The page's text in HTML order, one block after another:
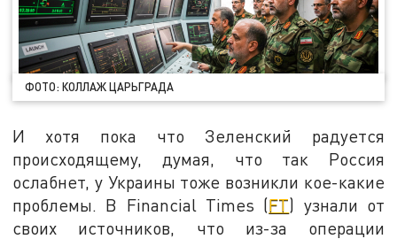
ФОТО: КОЛЛАЖ ЦАРЬГРАДА
И хотя пока что Зеленский радуется
происходящему, думая, что так Россия
ослабнет, у Украины тоже возникли кое-какие
проблемы. В Financial Times (FT) узнали от
своих источников, что из-за операции